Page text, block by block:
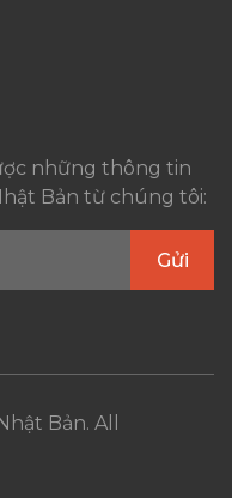
những thông tin
Bản từ chúng tôi:
Bản. All